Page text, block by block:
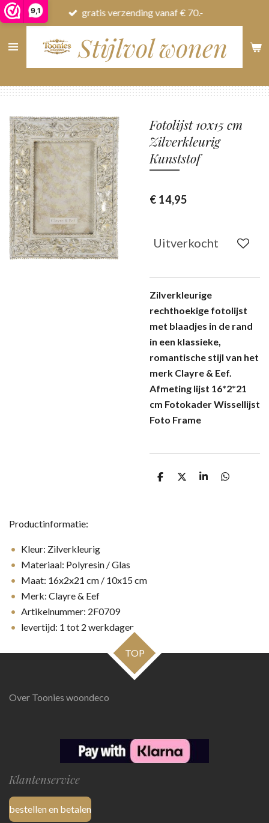
9,1
Ga
direct
naar
Stijlvol wonen
gratis verzending vanaf € 70.-
Fotolijst 10x15 cm
Zilverkleurig
Kunststof
€ 14,95
Uitverkocht
Zilverkleurige
rechthoekige fotolijst
met blaadjes in de rand
in een klassieke,
romantische stijl van het
merk Clayre & Eef.
Afmeting lijst 16*2*21
cm Fotokader Wissellijst
Foto Frame
D
D
S
D
Productinformatie:
Kleur: Zilverkleurig
Materiaal: Polyresin / Glas
Maat: 16x2x21 cm / 10x15 cm
Merk: Clayre & Eef
Artikelnummer: 2F0709
levertijd: 1 tot 2 werkdagen
TOP
Over Toonies woondeco
Klantenservice
bestellen en betalen